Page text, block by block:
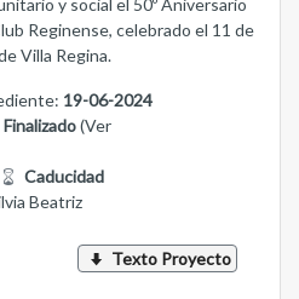
y social el 50º Aniversario
Reginense, celebrado el 11 de
Villa Regina.
19-06-2024
Finalizado(Ver
Caducidad
Beatriz
Texto Proyecto